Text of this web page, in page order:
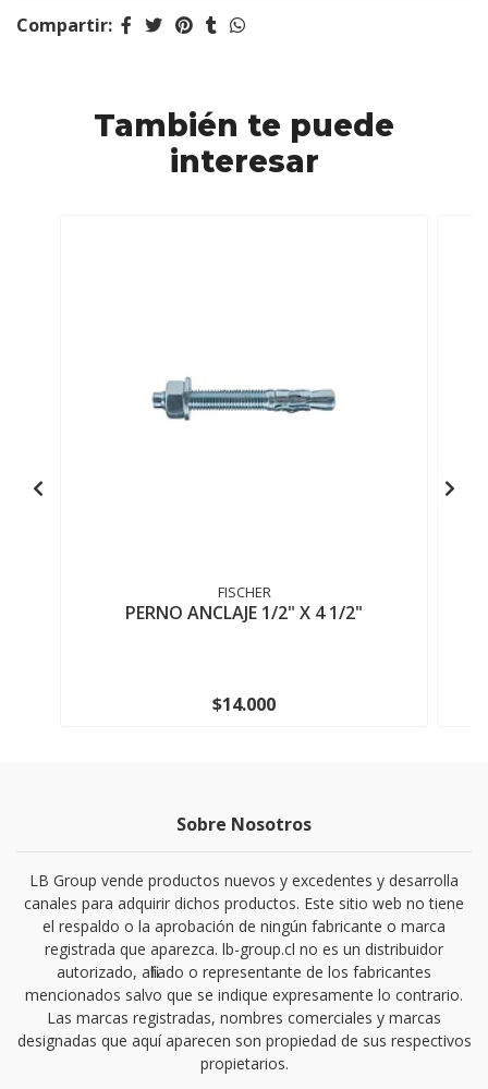
Compartir:
También te puede
interesar
FISCHER
PERNO ANCLAJE 1/2" X 4 1/2"
$14.000
Sobre Nosotros
LB Group vende productos nuevos y excedentes y desarrolla
canales para adquirir dichos productos. Este sitio web no tiene
el respaldo o la aprobación de ningún fabricante o marca
registrada que aparezca. lb-group.cl no es un distribuidor
autorizado, afiliado o representante de los fabricantes
mencionados salvo que se indique expresamente lo contrario.
Las marcas registradas, nombres comerciales y marcas
designadas que aquí aparecen son propiedad de sus respectivos
propietarios.